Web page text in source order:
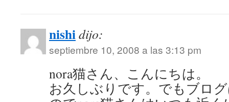
nishidijo:
septiembre 10, 2008 a las 3:13 pm
nora猫さん、こんにちは。
お久しぶりです。でもブロ